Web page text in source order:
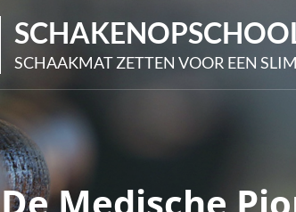
SCHAAKMAT ZETTEN VOOR EEN